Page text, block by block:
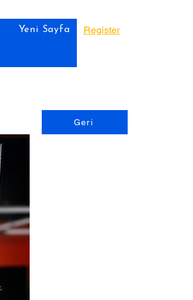
Yeni Sayfa Register
Geri